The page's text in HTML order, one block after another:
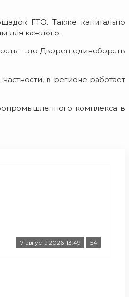
ГТО. Также капитально
для каждого.
– это Дворец единоборств
в регионе работает
комплекса в
7 августа 2026, 13:49 54